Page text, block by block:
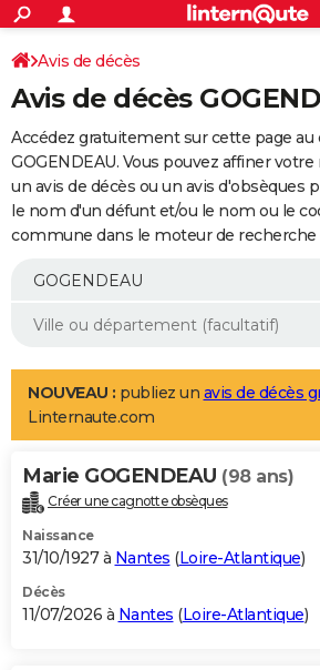
ACTUALITÉS
Politique
Société
Faits Divers
Education
Monde
Villes
+
SPORT
Coupe du monde 2026
Football
Tennis
Cyclisme
Rugby
Forum
Programme TV
TNT
Streaming
Cinéma
Sorties cinéma
Musique
+
FINANCE
Impôts
Immobilier
Risques naturels par ville
Banque
Assurance
Crédit
AUTO
Essais
Réserver un essai
Citadines
Berlines
SUV
Forum auto
+
Mobiles
Meilleur smartphone
Internet
Ordinateurs
Jeux vidéo
Guide high-tech
Aménagement intérieur
LIFESTYLE
Art de vivre
Bien-être
Loisirs
Mode
Modes de vie
Alimentation
Guide de la santé
Maladies
Médicaments
Sommeil
VOYAGE
Destinations
City break
Voyage nature
Voyage de noces
Forum
Climat
+PHOTO
GUIDES D'ACHAT
BONS PLANS
Avis de décès
Avis de décès
Accédez gratuitement sur cette page au
GOGENDEAU. Vous pouvez affiner
un avis de décès ou un avis d'obsèques
le nom d'un défunt et/ou le nom ou le
commune dans le moteur de recherche
NOUVEAU : publiez un avis de décès
Linternaute.com
Marie GOGENDEAU (98 ans)
Créer une cagnotte obsèques
Naissance
31/10/1927 à Nantes (Loire-Atlantique)
Décès
11/07/2026 à Nantes (Loire-Atlantique)